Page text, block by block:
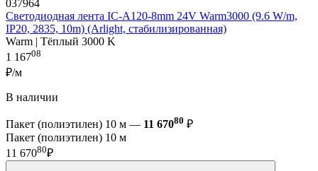
037964
Светодиодная лента IC-A120-8mm 24V Warm3000 (9.6 W/m,
IP20, 2835, 10m) (Arlight, стабилизированная)
Warm | Тёплый 3000 K
1 16708
₽/м
В наличии
Пакет (полиэтилен) 10 м — 11 67080 ₽
Пакет (полиэтилен) 10 м
11 67080₽